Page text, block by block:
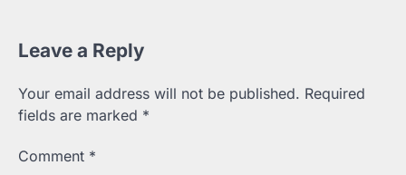
Leave a Reply
Your email address will not be published. Required
fields are marked *
Comment *